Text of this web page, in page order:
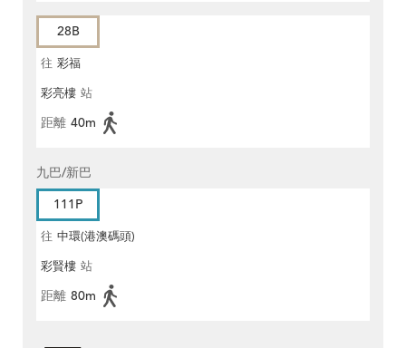
28B
往 彩福
彩亮樓 站
距離 40m
九巴/新巴
111P
往 中環(港澳碼頭)
彩賢樓 站
距離 80m